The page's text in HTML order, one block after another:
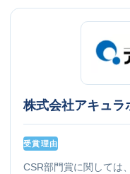
株式会社アキュラ
受賞理由
CSR部門賞に関しては